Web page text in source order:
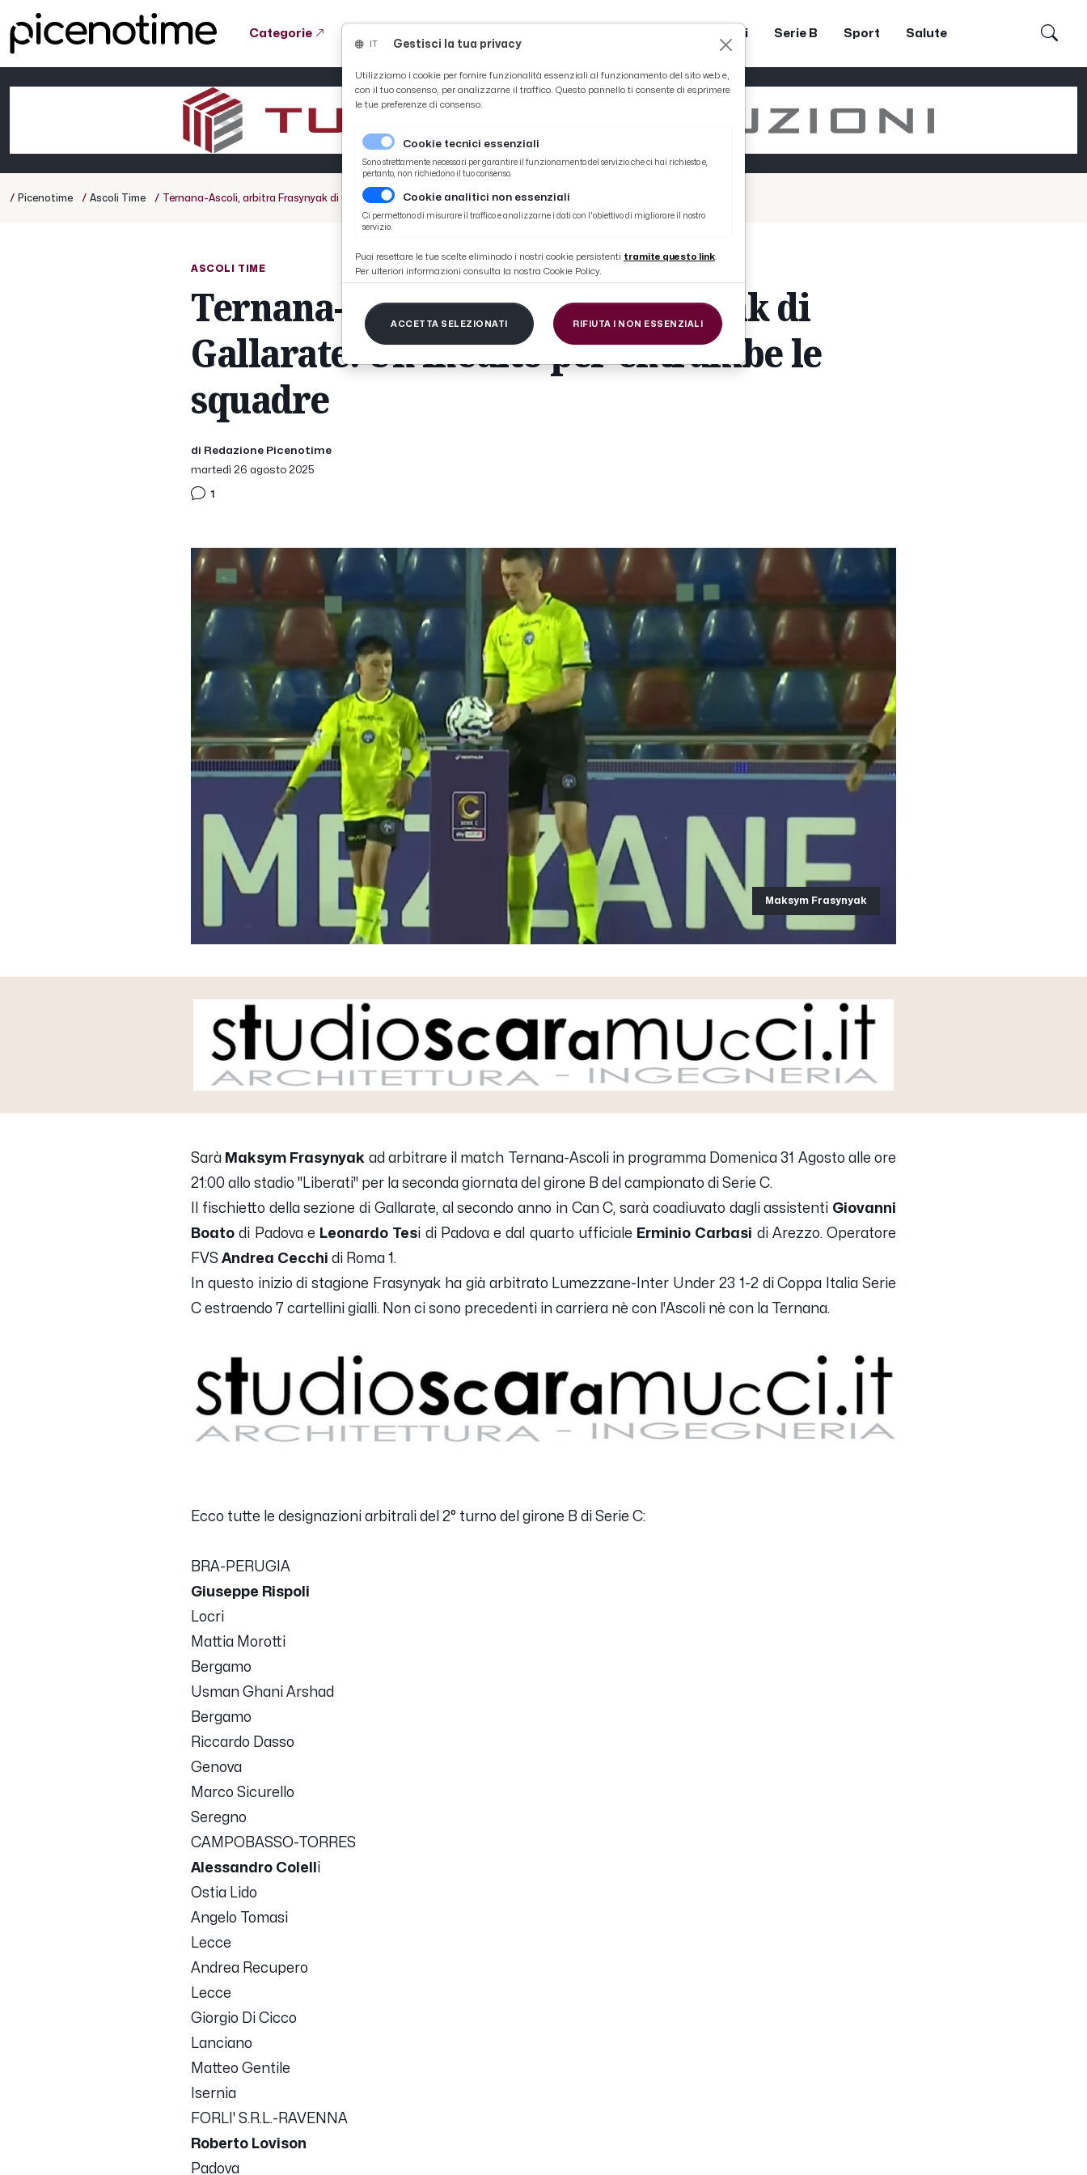
Categorie Coppa Teodori Serie B Sport Salute
/ Picenotime / Ascoli Time / Ternana-Ascoli, arbitra Frasynyak di Gallarate. Un inedito per entrambe le squadre
ASCOLI TIME
Ternana-Ascoli, arbitra Frasynyak di
Gallarate. Un inedito per entrambe le
squadre
di Redazione Picenotime
martedì 26 agosto 2025
1
Maksym Frasynyak
Sarà Maksym Frasynyak ad arbitrare il match Ternana-Ascoli in programma Domenica 31 Agosto alle ore
21:00 allo stadio "Liberati" per la seconda giornata del girone B del campionato di Serie C.
Il fischietto della sezione di Gallarate, al secondo anno in Can C, sarà coadiuvato dagli assistenti Giovanni
Boato di Padova e Leonardo Tesi di Padova e dal quarto ufficiale Erminio Carbasi di Arezzo. Operatore
FVS Andrea Cecchi di Roma 1.
In questo inizio di stagione Frasynyak ha già arbitrato Lumezzane-Inter Under 23 1-2 di Coppa Italia Serie
C estraendo 7 cartellini gialli. Non ci sono precedenti in carriera nè con l'Ascoli nè con la Ternana.
Ecco tutte le designazioni arbitrali del 2° turno del girone B di Serie C:
BRA-PERUGIA
Giuseppe Rispoli
Locri
Mattia Morotti
Bergamo
Usman Ghani Arshad
Bergamo
Riccardo Dasso
Genova
Marco Sicurello
Seregno
CAMPOBASSO-TORRES
Alessandro Colell i
Ostia Lido
Angelo Tomasi
Lecce
Andrea Recupero
Lecce
Giorgio Di Cicco
Lanciano
Matteo Gentile
Isernia
FORLI' S.R.L.-RAVENNA
Roberto Lovison
Padova
Gestisci la tua privacy
Utilizziamo i cookie per fornire funzionalità essenziali al funzionamento del sito web e,
con il tuo consenso, per analizzarne il traffico. Questo pannello ti consente di esprimere
le tue preferenze di consenso.
Cookie tecnici essenziali
Sono strettamente necessari per garantire il funzionamento del servizio che ci hai richiesto e,
pertanto, non richiedono il tuo consenso.
Cookie analitici non essenziali
Ci permettono di misurare il traffico e analizzarne i dati con l'obiettivo di migliorare il nostro
servizio.
Puoi resettare le tue scelte eliminado i nostri cookie persistenti tramite questo link.
Per ulteriori informazioni consulta la nostra Cookie Policy.
ACCETTA SELEZIONATI RIFIUTA I NON ESSENZIALI